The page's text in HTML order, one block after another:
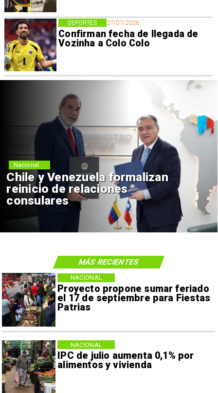
27/07/2026
Confirman fecha de llegada de
Vozinha a Colo Colo
DEPORTES
Chile y Venezuela formalizan
reinicio de relaciones
consulares
Nacional
Proyecto propone sumar feriado
el 17 de septiembre para Fiestas
Patrias
NACIONAL
IPC de julio aumenta 0,1% por
alimentos y vivienda
NACIONAL
MÁS RECIENTES